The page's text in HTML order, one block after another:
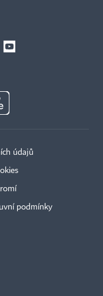
údajů
podmínky